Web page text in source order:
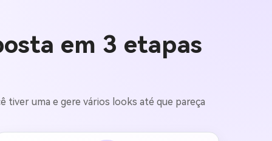
em 3 etapas
uma e gere vários looks até que pareça